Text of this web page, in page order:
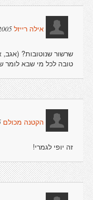
אילה רייזל
שרשור שנוטובות?
טובה לכל מי שבא לומר
הקטנה מכולם
זה יופי לגמרי!